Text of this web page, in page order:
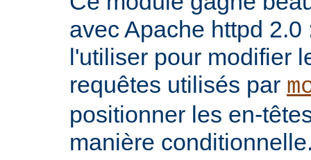
avec Apache httpd
l'utiliser pour modifier
requêtes utilisés par
positionner les en-
manière